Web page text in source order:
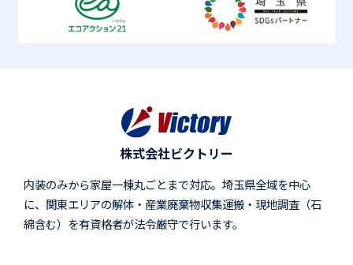
株式会社ビクトリー
内装のみから家屋一棟丸ごとまで対応。埼玉県全域を中心
に、関東エリアの解体・産業廃棄物収集運搬・現地調査（石
綿含む）を有資格者が法令厳守で行います。